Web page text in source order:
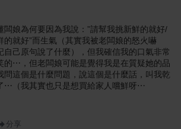
闆娘為何要因為我說：”請幫我挑新鮮的就好/
的就好”而生氣（其實我被老闆娘的怒火嚇
自己原句說了什麼），但我確信我的口氣非常
的⋯，但老闆娘可能是覺得我是在質疑她的品
問這個是什麼問題，說這個是什麼話，叫我乾
⋯（我其實也只是想買給家人嚐鮮呀⋯
分享